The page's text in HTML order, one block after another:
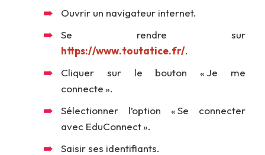
Ouvrir un navigateur internet.
Se rendre sur
https://www.toutatice.fr/.
Cliquer sur le bouton « Je me
connecte ».
Sélectionner l’option « Se connecter
avec EduConnect ».
Saisir ses identifiants.